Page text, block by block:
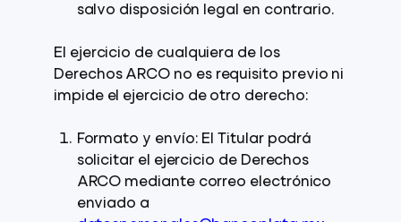
salvo disposición legal en contrario.
El ejercicio de cualquiera de los
Derechos ARCO no es requisito previo ni
impide el ejercicio de otro derecho:
Formato y envío: El Titular podrá
solicitar el ejercicio de Derechos
ARCO mediante correo electrónico
enviado a